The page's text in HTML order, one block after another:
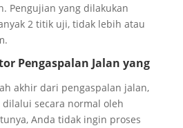
Pengujian yang dilakukan
2 titik uji, tidak lebih atau
Pengaspalan Jalan yang
akhir dari pengaspalan jalan,
secara normal oleh
Anda tidak ingin proses